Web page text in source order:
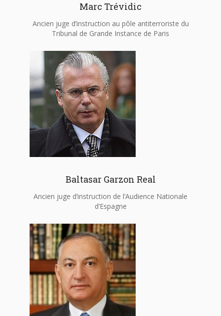
Marc Trévidic
Ancien juge d’instruction au pôle antiterroriste du
Tribunal de Grande Instance de Paris
Baltasar Garzon Real
Ancien juge d’instruction de l’Audience Nationale
d’Espagne